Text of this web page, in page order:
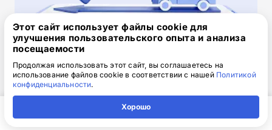
Скачайте заявку на обучение
.doc, 32.52 Кб
Скачайте шаблон, заполните и отправьте по
электронной почтеinfo@1-academy.ru.
Этот сайт использует файлы cookie для
улучшения пользовательского опыта и анализа
посещаемости
Продолжая использовать этот сайт, вы соглашаетесь на
использование файлов cookie в соответствии с нашей Политикой
конфиденциальности.
Хорошо